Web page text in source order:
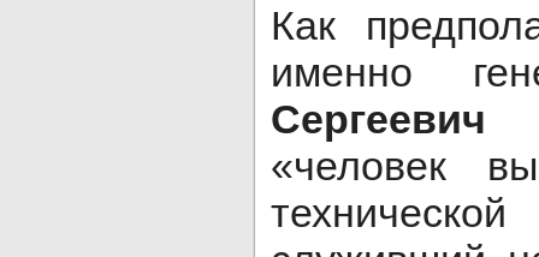
Как
именно
«человек